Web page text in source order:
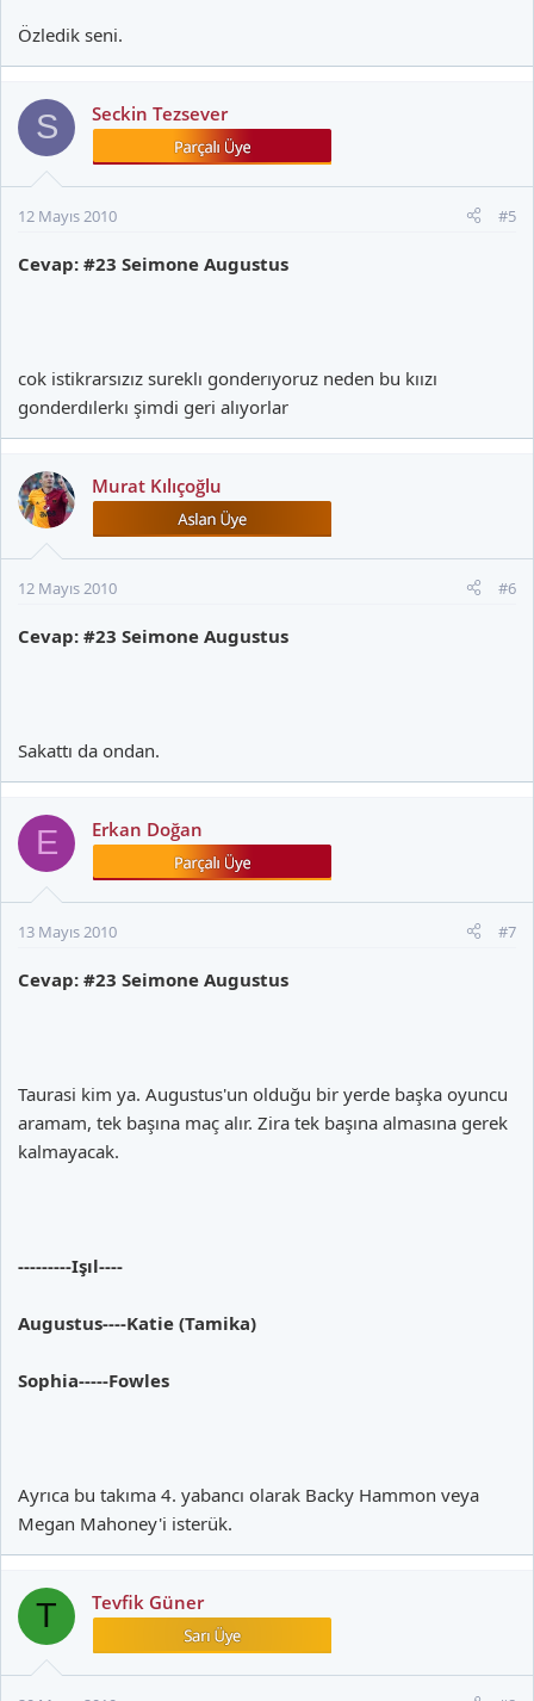
Özledik seni.
S Seckin Tezsever
12 Mayıs 2010 #5
Cevap: #23 Seimone Augustus
cok istikrarsızız sureklı gonderıyoruz neden bu kıızı
gonderdılerkı şimdi geri alıyorlar
Murat Kılıçoğlu
12 Mayıs 2010 #6
Cevap: #23 Seimone Augustus
Sakattı da ondan.
E Erkan Doğan
13 Mayıs 2010 #7
Cevap: #23 Seimone Augustus
Taurasi kim ya. Augustus'un olduğu bir yerde başka oyuncu
aramam, tek başına maç alır. Zira tek başına almasına gerek
kalmayacak.
---------Işıl----
Augustus----Katie (Tamika)
Sophia-----Fowles
Ayrıca bu takıma 4. yabancı olarak Backy Hammon veya
Megan Mahoney'i isterük.
T Tevfik Güner